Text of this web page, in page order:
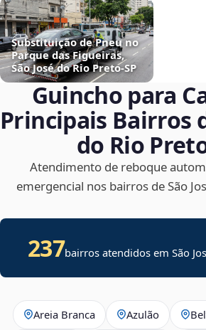
Substituição de Pneu no
Parque das Figueiras,
São José do Rio Preto‑SP
Guincho para
Principais Bairros
do Rio
Atendimento de reboque
emergencial nos bairros de São
237bairros atendidos emSão
Areia Branca Azulão